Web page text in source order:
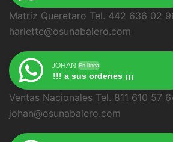
Matriz Queretaro Tel. 442
harlette@osunabalero.com
JOHAN En línea
!!! a sus ordenes ¡¡¡
Ventas Nacionales Tel. 811
johan@osunabalero.com